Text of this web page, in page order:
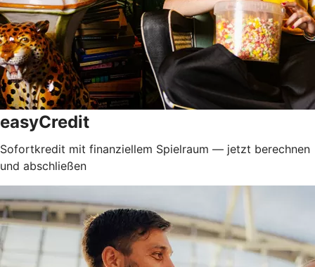
easyCredit
Sofortkredit mit finanziellem Spielraum — jetzt berechnen
und abschließen